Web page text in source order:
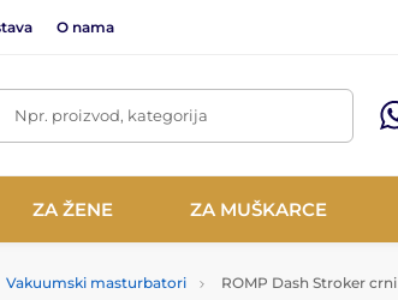
O nama
Npr. proizvod, kategorija
ZA ŽENE ZA MUŠKARCE
Vakuumski masturbatori ROMP Dash Stroker crni